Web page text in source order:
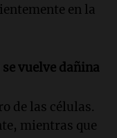
en la
vuelve dañina
de las células.
mientras que